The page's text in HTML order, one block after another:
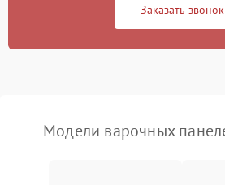
Заказать звонок
Модели варочных